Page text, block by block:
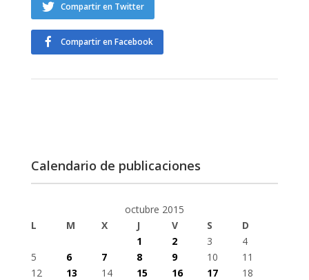
Compartir en Twitter
Compartir en Facebook
Calendario de publicaciones
octubre 2015
L
M X J V S
D
1
2 3
4
5
6 7 8 9 10
11
12
13 14 15 16 17
18